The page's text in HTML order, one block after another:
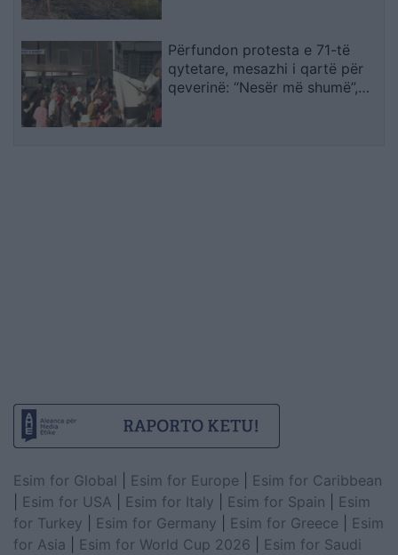
Përfundon protesta e 71-të
qytetare, mesazhi i qartë për
qeverinë: “Nesër më shumë”,
Esim for Global Esim for Europe
Esim for Caribbean
Esim for USA Esim for Italy Esim for Spain
Esim
for Turkey
Esim for Germany Esim for Greece
Esim
for Asia
Esim for World Cup 2026
Esim for Saudi